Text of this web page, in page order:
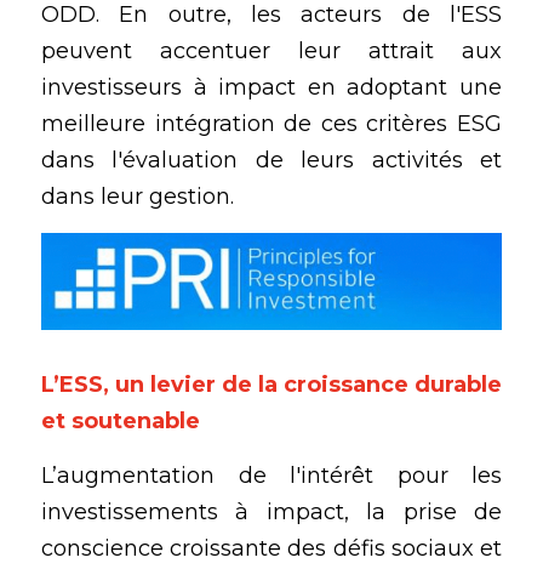
ODD. En outre, les acteurs de l'ESS
peuvent accentuer leur attrait aux
investisseurs à impact en adoptant une
meilleure intégration de ces critères ESG
dans l'évaluation de leurs activités et
dans leur gestion.
L’ESS, un levier de la croissance durable
et soutenable
L’augmentation de l'intérêt pour les
investissements à impact, la prise de
conscience croissante des défis sociaux et